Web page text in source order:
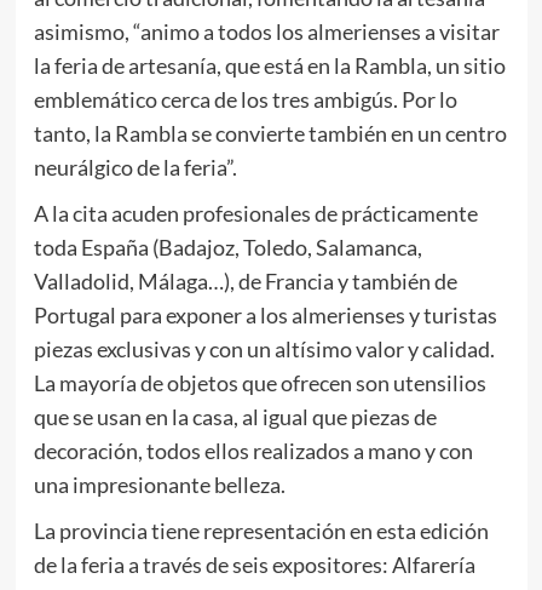
asimismo, “animo a todos los almerienses a visitar
la feria de artesanía, que está en la Rambla, un sitio
emblemático cerca de los tres ambigús. Por lo
tanto, la Rambla se convierte también en un centro
neurálgico de la feria”.
A la cita acuden profesionales de prácticamente
toda España (Badajoz, Toledo, Salamanca,
Valladolid, Málaga…), de Francia y también de
Portugal para exponer a los almerienses y turistas
piezas exclusivas y con un altísimo valor y calidad.
La mayoría de objetos que ofrecen son utensilios
que se usan en la casa, al igual que piezas de
decoración, todos ellos realizados a mano y con
una impresionante belleza.
La provincia tiene representación en esta edición
de la feria a través de seis expositores: Alfarería